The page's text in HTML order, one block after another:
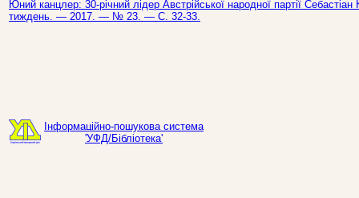
Юний канцлер: 30-річний лідер Австрійської народної партії
тиждень. — 2017. — № 23. — С. 32-33.
Інформаційно-пошукова система
'УФД/Бібліотека'